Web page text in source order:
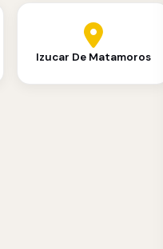
Izucar De Matamoros